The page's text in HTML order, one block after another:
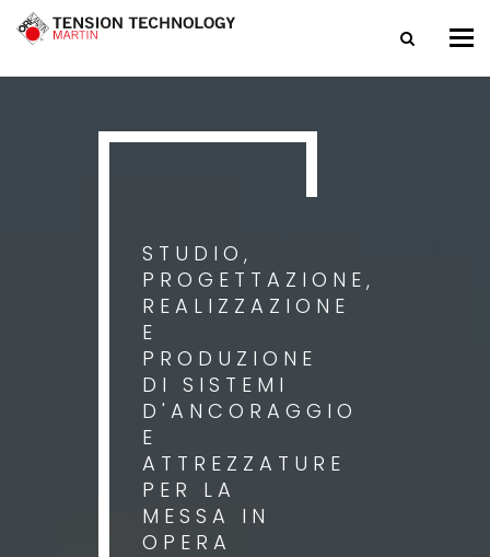
STUDIO,
PROGETTAZIONE,
REALIZZAZIONE
E
PRODUZIONE
DI SISTEMI
D'ANCORAGGIO
E
ATTREZZATURE
PER LA
MESSA IN
OPERA